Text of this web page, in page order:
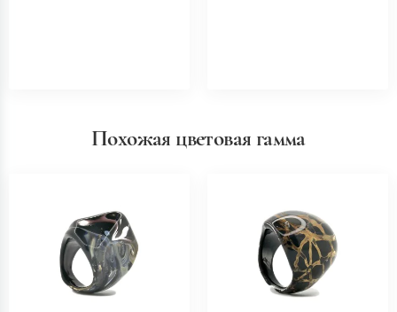
Похожая цветовая гамма